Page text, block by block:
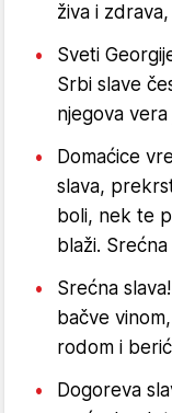
živa i
Sveti
Srbi slave
njegova
Domaćice
slava,
boli, nek te
blaži.
Srećna
bačve
rodom i
Dogoreva